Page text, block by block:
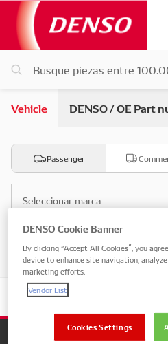
Vehicle DENSO / OE Part
Passenger
Seleccionar marca
Seleccionar modelo
DENSO Cookie Banner
By clicking “Accept All Cookies”, you
device to enhance site navigation,
marketing efforts.
Vendor List
Cookies Settings